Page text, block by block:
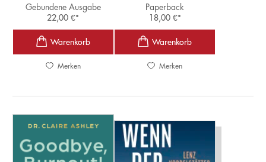
Gebundene Ausgabe
22,00€*
Merken
Paperback
18,00 €*
Merken